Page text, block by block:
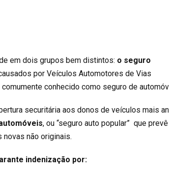
em dois grupos bem distintos: o seguro
por Veículos Automotores de Vias
comumente conhecido como seguro de
securitária aos donos de veículos mais
, ou “seguro auto popular” que
não originais.
indenização por: